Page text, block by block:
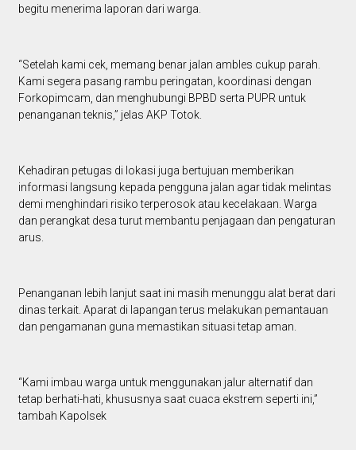
begitu menerima laporan dari warga.
“Setelah kami cek, memang benar jalan ambles cukup parah.
Kami segera pasang rambu peringatan, koordinasi dengan
Forkopimcam, dan menghubungi BPBD serta PUPR untuk
penanganan teknis,” jelas AKP Totok.
Kehadiran petugas di lokasi juga bertujuan memberikan
informasi langsung kepada pengguna jalan agar tidak melintas
demi menghindari risiko terperosok atau kecelakaan. Warga
dan perangkat desa turut membantu penjagaan dan pengaturan
arus.
Penanganan lebih lanjut saat ini masih menunggu alat berat dari
dinas terkait. Aparat di lapangan terus melakukan pemantauan
dan pengamanan guna memastikan situasi tetap aman.
“Kami imbau warga untuk menggunakan jalur alternatif dan
tetap berhati-hati, khususnya saat cuaca ekstrem seperti ini,”
tambah Kapolsek